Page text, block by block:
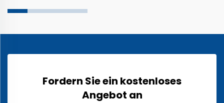
Fordern Sie ein kostenloses
Angebot an